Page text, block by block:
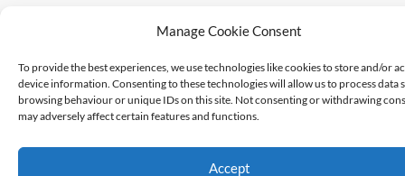
Manage Cookie Consent
To provide the best experiences, we use technologies like cookies to store and/or
device information. Consenting to these technologies will allow us to process data
browsing behaviour or unique IDs on this site. Not consenting or withdrawing
may adversely affect certain features and functions.
Accept